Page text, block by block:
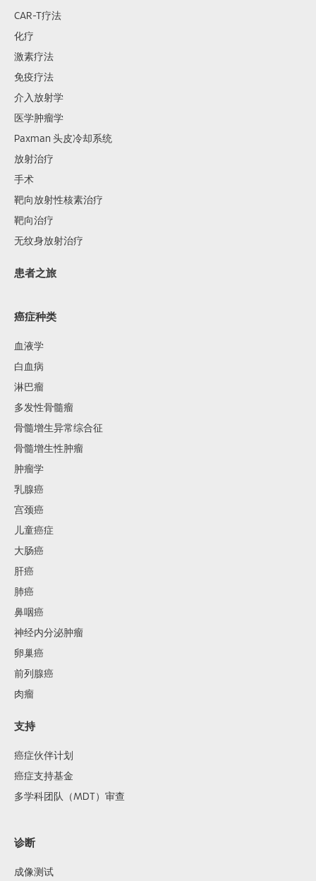
CAR-T疗法
化疗
激素疗法
免疫疗法
介入放射学
医学肿瘤学
Paxman 头皮冷却系统
放射治疗
手术
靶向放射性核素治疗
靶向治疗
无纹身放射治疗
患者之旅
癌症种类
血液学
白血病
淋巴瘤
多发性骨髓瘤
骨髓增生异常综合征
骨髓增生性肿瘤
肿瘤学
乳腺癌
宫颈癌
儿童癌症
大肠癌
肝癌
肺癌
鼻咽癌
神经内分泌肿瘤
卵巢癌
前列腺癌
肉瘤
支持
癌症伙伴计划
癌症支持基金
多学科团队（MDT）审查
诊断
成像测试